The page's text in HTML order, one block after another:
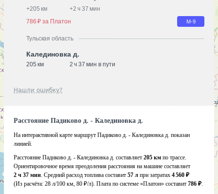
+205 км +2 ч 37 мин
786 ₽ за Платон
М-9
Тульская область
Калединовка д.
205 км 2 ч 37 мин в пути
Нашли ошибку?
Расстояние Падиково д. - Калединовка д.
На интерактивной карте маршрут Падиково д. - Калединовка д. показан
линией.
Расстояние Падиково д. - Калединовка д. составляет 205 км по трассе.
Ориентировочное время преодоления расстояния на машине составляет
2 ч 37 мин. Средний расход топлива составит 57 л при затратах 4 560 ₽
(Из расчёта: 28 л/100 км, 80 ₽/л). Плата по системе «Платон» составит 786 ₽.